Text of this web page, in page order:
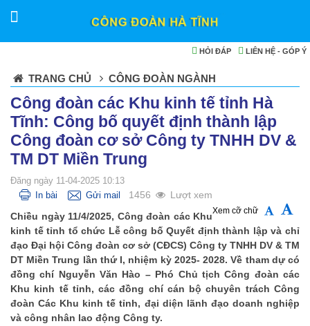
LIÊN HỆ - GÓP Ý
HỎI ĐÁP
TRANG CHỦ CÔNG ĐOÀN NGÀNH
Công đoàn các Khu kinh tế tỉnh Hà
Tĩnh: Công bố quyết định thành lập
Công đoàn cơ sở Công ty TNHH DV &
TM DT Miền Trung
Đăng ngày 11-04-2025 10:13
In bài
Gửi mail 1456 Lượt xem
Xem cỡ chữ
Chiều ngày 11/4/2025, Công đoàn các Khu
kinh tế tỉnh tổ chức Lễ công bố Quyết định thành lập và chỉ
đạo Đại hội Công đoàn cơ sở (CĐCS) Công ty TNHH DV & TM
DT Miền Trung lần thứ I, nhiệm kỳ 2025- 2028. Về tham dự có
đồng chí Nguyễn Văn Hào – Phó Chủ tịch Công đoàn các
Khu kinh tế tỉnh, các đồng chí cán bộ chuyên trách Công
đoàn Các Khu kinh tế tỉnh, đại diện lãnh đạo doanh nghiệp
và công nhân lao động Công ty.